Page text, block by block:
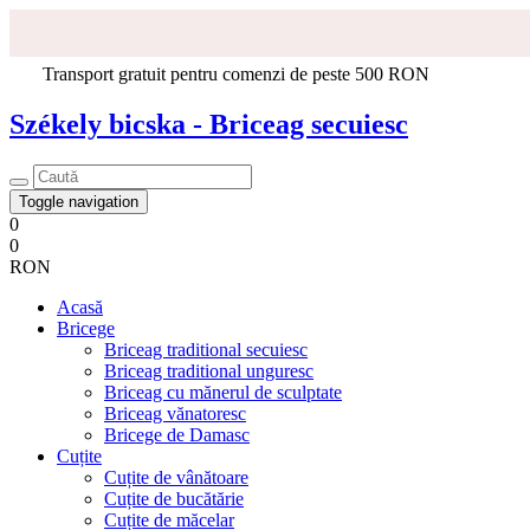
Transport gratuit pentru comenzi de peste 500 RON
Székely bicska - Briceag secuiesc
Toggle navigation
0
0
RON
Acasă
Bricege
Briceag traditional secuiesc
Briceag traditional unguresc
Briceag cu mănerul de sculptate
Briceag vănatoresc
Bricege de Damasc
Cuțite
Cuțite de vânătoare
Cuțite de bucătărie
Cuțite de măcelar